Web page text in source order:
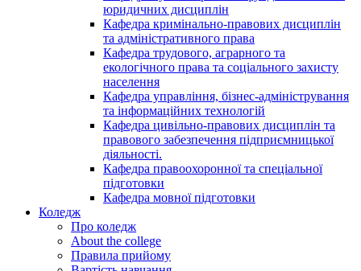
юридичних дисциплін
Кафедра кримінально-правових дисциплін
та адміністративного права
Кафедра трудового, аграрного та
екологічного права та соціального захисту
населення
Кафедра управління, бізнес-адміністрування
та інформаційних технологій
Кафедра цивільно-правових дисциплін та
правового забезпечення підприємницької
діяльності.
Кафедра правоохоронної та спеціальної
підготовки
Кафедра мовної підготовки
Коледж
Про коледж
About the college
Правила прийому